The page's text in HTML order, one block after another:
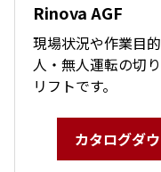
Rinova AGF
現場状況や作業目
人・無人運転の切
リフトです。
カタログダ